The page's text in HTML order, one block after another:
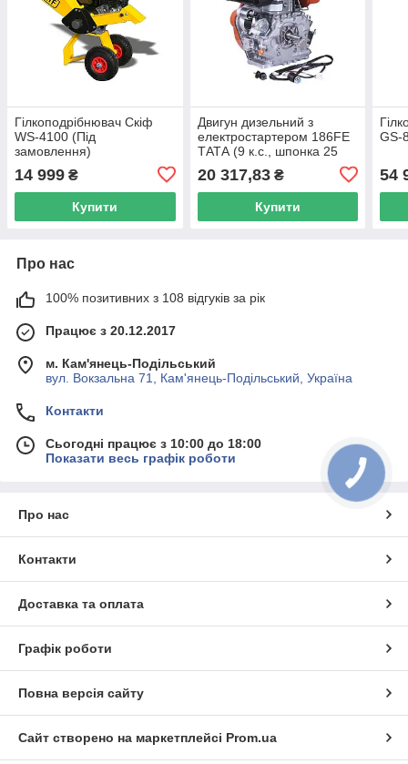
Гілкоподрібнювач Скіф
WS-4100 (Під
замовлення)
14 999 ₴
Купити
Двигун дизельний з
електростартером 186FЕ
ТАТА (9 к.с., шпонка 25
20 317,83₴
Купити
GS-
54
Про нас
100% позитивних з 108 відгуків за рік
Працює з 20.12.2017
м. Кам'янець-Подільський
вул. Вокзальна 71, Кам'янець-Подільський, Україна
Контакти
Сьогодні працює з 10:00 до 18:00
Показати весь графік роботи
Про нас
Контакти
Доставка та оплата
Графік роботи
Повна версія сайту
Сайт створено на маркетплейсі Prom.ua